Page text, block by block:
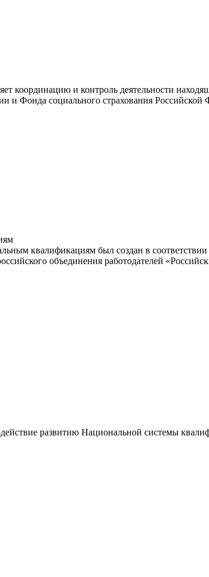
координацию и контроль деятельности
и Фонда социального страхования Российской
квалификациям был создан в
объединения работодателей
развитию Национальной системы